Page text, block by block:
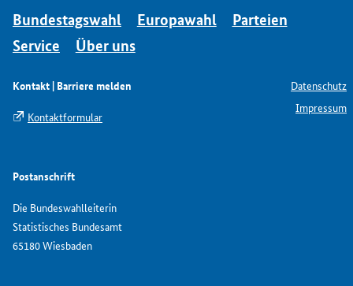
Bundestagswahl Europawahl
Parteien
Service
Über uns
Kontakt | Barriere melden
Kontaktformular
Postanschrift
Die Bundeswahlleiterin
Statistisches Bundesamt
65180 Wiesbaden
Datenschutz
Impressum